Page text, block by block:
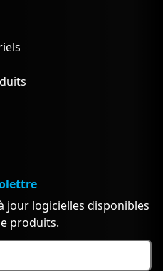
jour logicielles disponibles
produits.